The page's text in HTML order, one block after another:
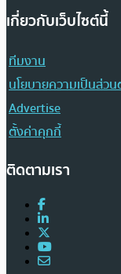
เกี่ยวกับเว็บไซต์นี้
ทีมงาน
นโยบายความเป็นส่ว
Advertise
ตั้งค่าคุกกี้
ติดตามเรา